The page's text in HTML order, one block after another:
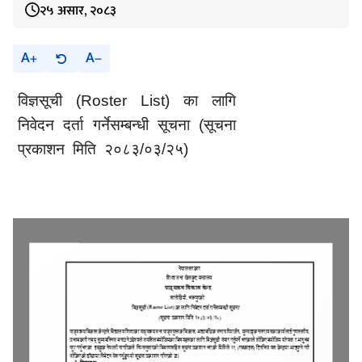
२५ असार, २०८३
A A
विज्ञसूची (Roster List) का लागि
निवेदन दर्ता गर्नेसम्बन्धी सूचना (सूचना
प्रकाशन मिति २०८३/०३/२५)